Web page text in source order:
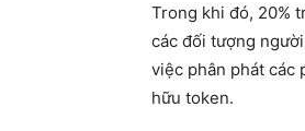
Trong khi đó, 20%
các đối tượng
việc phân phát các
hữu token.